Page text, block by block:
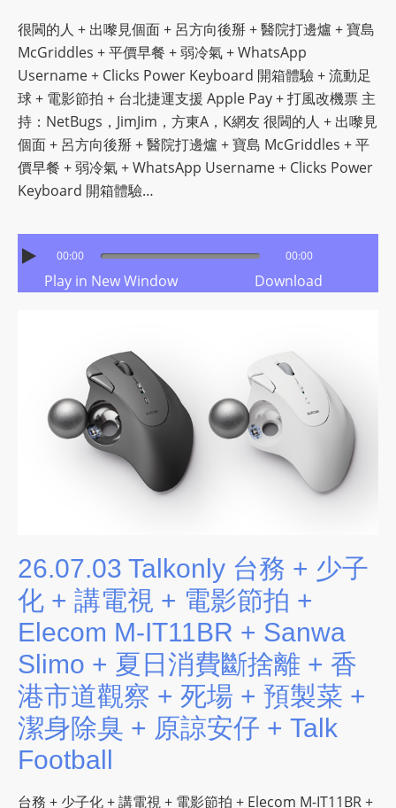
很閪的人 + 出嚟見個面 + 呂方向後掰 + 醫院打邊爐 + 寶島
McGriddles + 平價早餐 + 弱冷氣 + WhatsApp
Username + Clicks Power Keyboard 開箱體驗 + 流動足
球 + 電影節拍 + 台北捷運支援 Apple Pay + 打風改機票 主
持：NetBugs，JimJim，方東A，K網友 很閪的人 + 出嚟見
個面 + 呂方向後掰 + 醫院打邊爐 + 寶島 McGriddles + 平
價早餐 + 弱冷氣 + WhatsApp Username + Clicks Power
Keyboard 開箱體驗…
00:00 00:00
Play in New Window Download
26.07.03 Talkonly 台務 + 少子
化 + 講電視 + 電影節拍 +
Elecom M-IT11BR + Sanwa
Slimo + 夏日消費斷捨離 + 香
港市道觀察 + 死場 + 預製菜 +
潔身除臭 + 原諒安仔 + Talk
Football
台務 + 少子化 + 講電視 + 電影節拍 + Elecom M-IT11BR +